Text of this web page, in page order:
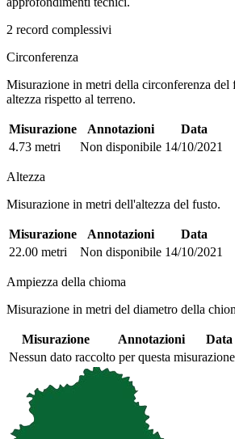
2 record complessivi
Circonferenza
Misurazione in metri della circonferenza del
altezza rispetto al terreno.
Misurazione Annotazioni
Data
4.73 metri
Non disponibile 14/10/2021
Altezza
Misurazione in metri dell'altezza del fusto.
Misurazione Annotazioni
Data
22.00 metri
Non disponibile 14/10/2021
Ampiezza della chioma
Misurazione in metri del diametro della
Misurazione Annotazioni
Data
Nessun dato raccolto per questa